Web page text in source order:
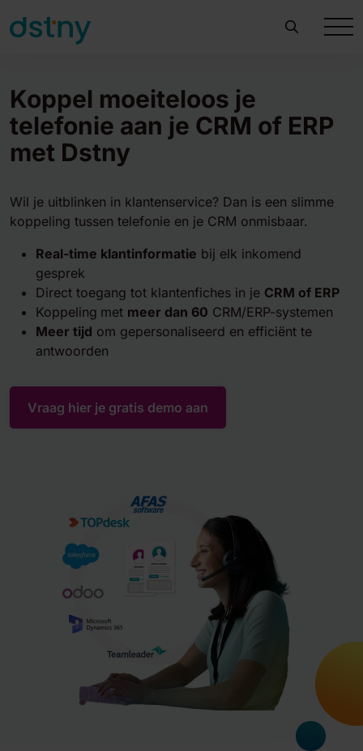
Koppel moeiteloos je
telefonie aan je CRM of ERP
met Dstny
Wil je uitblinken in klantenservice? Dan is een slimme
koppeling tussen telefonie en je CRM onmisbaar.
Real-time klantinformatie bij elk inkomend
gesprek
Direct toegang tot klantenfiches in je CRM of ERP
Koppeling met meer dan 60 CRM/ERP-systemen
Meer tijd om gepersonaliseerd en efficiënt te
antwoorden
Vraag hier je gratis demo aan